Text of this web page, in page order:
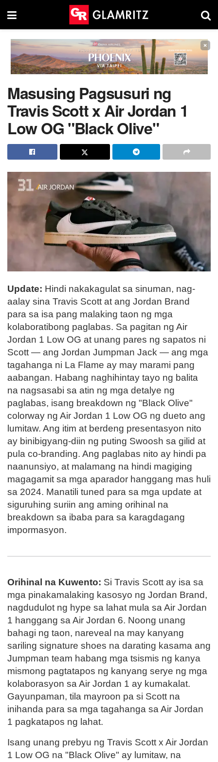
×
Masusing Pagsusuri ng
Travis Scott x Air Jordan 1
Low OG "Black Olive"
Update: Hindi nakakagulat sa sinuman, nag-
aalay sina Travis Scott at ang Jordan Brand
para sa isa pang malaking taon ng mga
kolaboratibong paglabas. Sa pagitan ng Air
Jordan 1 Low OG at unang pares ng sapatos ni
Scott — ang Jordan Jumpman Jack — ang mga
tagahanga ni La Flame ay may marami pang
aabangan. Habang naghihintay tayo ng balita
na nagsasabi sa atin ng mga detalye ng
paglabas, isang breakdown ng "Black Olive"
colorway ng Air Jordan 1 Low OG ng dueto ang
lumitaw. Ang itim at berdeng presentasyon nito
ay binibigyang-diin ng puting Swoosh sa gilid at
pula co-branding. Ang paglabas nito ay hindi pa
naanunsiyo, at malamang na hindi magiging
magagamit sa mga aparador hanggang mas huli
sa 2024. Manatili tuned para sa mga update at
siguruhing suriin ang aming orihinal na
breakdown sa ibaba para sa karagdagang
impormasyon.
Orihinal na Kuwento: Si Travis Scott ay isa sa
mga pinakamalaking kasosyo ng Jordan Brand,
nagdudulot ng hype sa lahat mula sa Air Jordan
1 hanggang sa Air Jordan 6. Noong unang
bahagi ng taon, nareveal na may kanyang
sariling signature shoes na darating kasama ang
Jumpman team habang mga tsismis ng kanya
mismong pagtatapos ng kanyang serye ng mga
kolaborasyon sa Air Jordan 1 ay kumakalat.
Gayunpaman, tila mayroon pa si Scott na
inihanda para sa mga tagahanga sa Air Jordan
1 pagkatapos ng lahat.
Isang unang prebyu ng Travis Scott x Air Jordan
1 Low OG na "Black Olive" ay lumitaw, na